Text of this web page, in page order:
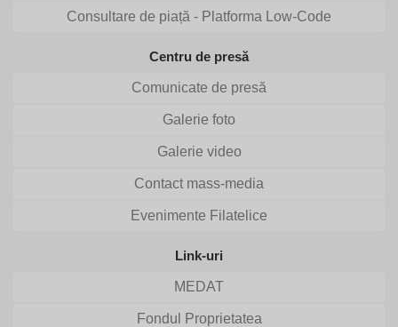
Consultare de piață - Platforma Low-Code
Centru de presă
Comunicate de presă
Galerie foto
Galerie video
Contact mass-media
Evenimente Filatelice
Link-uri
MEDAT
Fondul Proprietatea